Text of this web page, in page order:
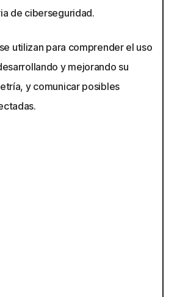
de ciberseguridad.
utilizan para comprender el uso
y mejorando su
y comunicar posibles